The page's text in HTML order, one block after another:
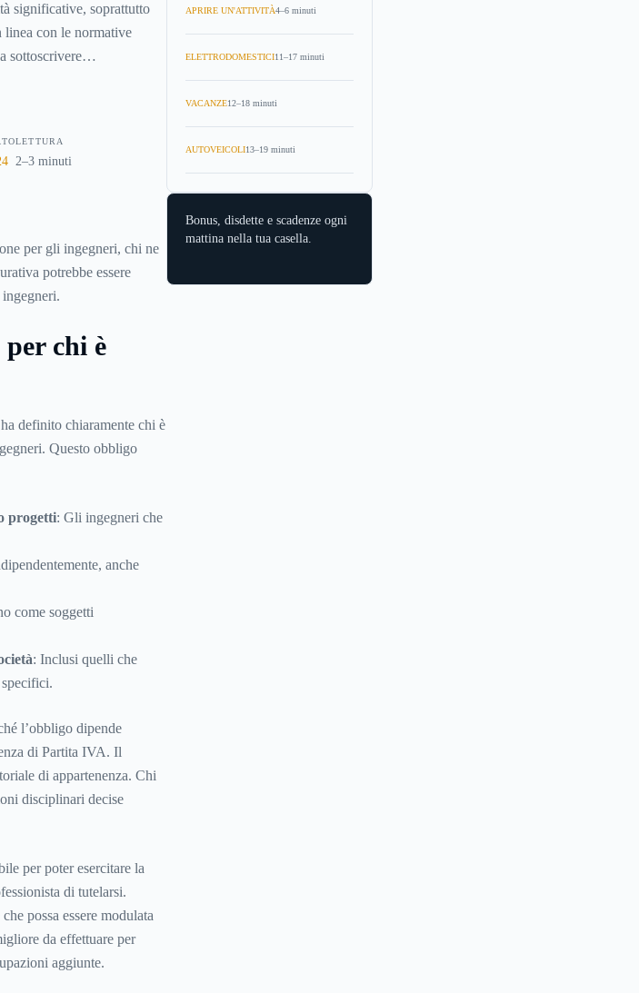
significative, soprattutto
linea con le normative
sottoscrivere
LETTURA
2–3 minuti
per gli ingegneri, chi ne
potrebbe essere
.
chi è
definito chiaramente chi è
Questo obbligo
progetti: Gli ingegneri che
anche
come soggetti
: Inclusi quelli che
l’obbligo dipende
di Partita IVA. Il
di appartenenza. Chi
disciplinari decise
per poter esercitare la
di tutelarsi.
possa essere modulata
da effettuare per
aggiunte.
APRIRE UN'ATTIVITÀ4–6 minuti
ELETTRODOMESTICI11–17 minuti
VACANZE12–18 minuti
AUTOVEICOLI13–19 minuti
Bonus, disdette e scadenze ogni
mattina nella tua casella.